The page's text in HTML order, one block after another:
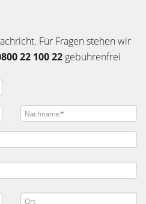
Für Fragen stehen wir
22 100 22 gebührenfrei